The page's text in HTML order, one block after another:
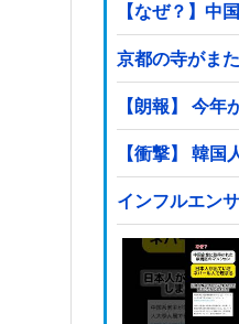
【なぜ？】中
京都の寺がま
【朗報】 今
【衝撃】 韓国
インフルエン